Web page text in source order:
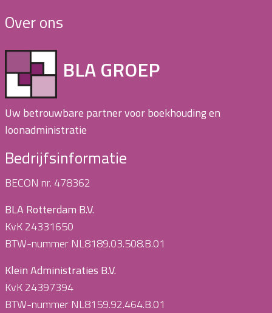
Over ons
BLA GROEP
Uw betrouwbare partner voor boekhouding en
loonadministratie
Bedrijfsinformatie
BECON nr. 478362
BLA Rotterdam B.V.
KvK 24331650
BTW-nummer NL8189.03.508.B.01
Klein Administraties B.V.
KvK 24397394
BTW-nummer NL8159.92.464.B.01